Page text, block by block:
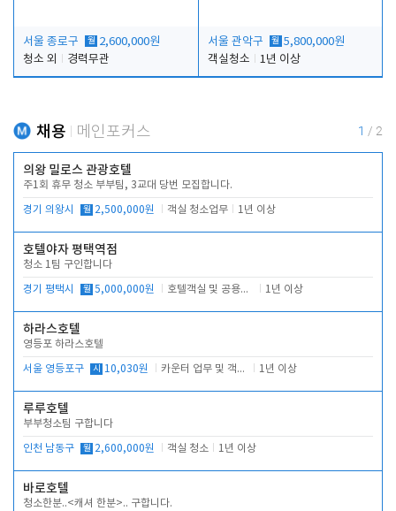
서울 종로구 월 2,600,000원
청소 외
경력무관
서울 관악구 월 5,800,000원
객실청소
1년 이상
채용 메인포커스 1 / 2
의왕 밀로스 관광호텔
주1회 휴무 청소 부부팀, 3교대 당번 모집합니다.
경기 의왕시 월 2,500,000원 객실 청소업무 1년 이상
호텔야자 평택역점
청소 1팀 구인합니다
경기 평택시 월 5,000,000원 호텔객실 및 공용시설 청소 관리 1년 이상
하라스호텔
영등포 하라스호텔
서울 영등포구 시 10,030원 카운터 업무 및 객실관리(청소상태 확인, 객실판매) 1년 이상
루루호텔
부부청소팀 구합니다
인천 남동구 월 2,600,000원 객실 청소 1년 이상
바로호텔
청소한분..<캐셔 한분>.. 구합니다.